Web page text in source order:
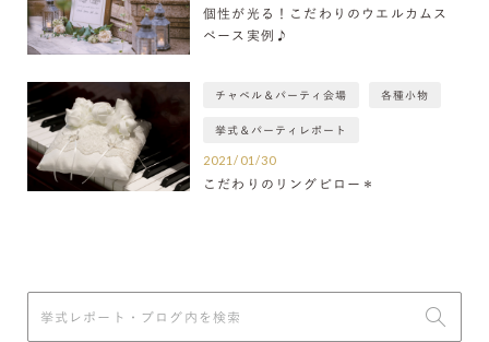
個性が光る！こだわりのウエルカムス
ペース実例♪
チャペル＆パーティ会場 各種小物
挙式＆パーティレポート
2021/01/30
こだわりのリングピロー＊